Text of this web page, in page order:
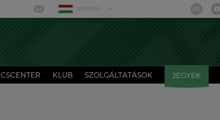
MAGYAR
KLUB SZOLGÁLTATÁSOK JEGYEK